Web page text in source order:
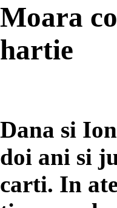
Moara
hartie
Dana si
doi ani si
carti. In